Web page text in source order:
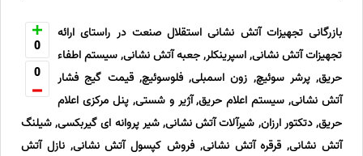
0
0
بازرگانی تجهیزات آتش نشانی استقلال صنعت در راستای ارائه
تجهیزات آتش نشانی, اسپرینکلر, جعبه آتش نشانی, سیستم اطفاء
حریق, پرشر سوئیچ, زون اسمبلی, فلوسوئیچ, قیمت گیج فشار
آتش نشانی, سیستم اعلام حریق, آژیر و شستی, پنل مرکزی اعلام
حریق, دتکتور ارزان, شیرآلات آتش نشانی, شیر پروانه ای گیربکسی, شیلنگ
آتش نشانی, قرقره آتش نشانی, فروش کپسول آتش نشانی, نازل آتش